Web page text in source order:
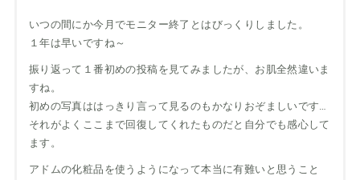
いつの間にか今月でモニター終了とはびっくりしました。
１年は早いですね～
振り返って１番初めの投稿を見てみましたが、お肌全然違いま
すね。
初めの写真ははっきり言って見るのもかなりおぞましいです…
それがよくここまで回復してくれたものだと自分でも感心して
ます。
アドムの化粧品を使うようになって本当に有難いと思うこと